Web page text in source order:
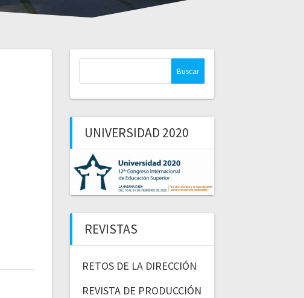
UNIVERSIDAD 2020
REVISTAS
RETOS DE LA DIRECCIÓN
REVISTA DE PRODUCCIÓN